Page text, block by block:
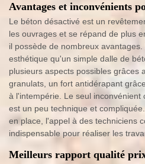
Avantages et inconvénients
Le béton désactivé est un
les ouvrages et se répand de plus
il possède de nombreux
esthétique qu'un simple dalle de
plusieurs aspects possibles grâces
granulats, un fort antidérapant
à l'intempérie. Le seul inconvénient
est un peu technique et
en place, l'appel à des techniciens
indispensable pour réaliser les
Meilleurs rapport qualité